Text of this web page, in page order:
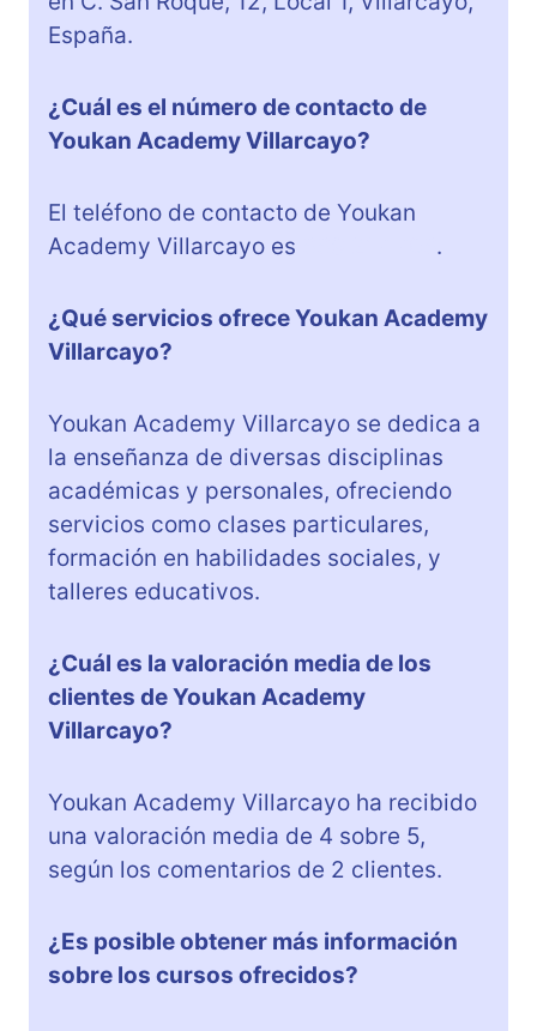
España.
¿Cuál es el número de contacto de
Youkan Academy Villarcayo?
El teléfono de contacto de Youkan
Academy Villarcayo es
.
¿Qué servicios ofrece Youkan Academy
Villarcayo?
Youkan Academy Villarcayo se dedica a
la enseñanza de diversas disciplinas
académicas y personales, ofreciendo
servicios como clases particulares,
formación en habilidades sociales, y
talleres educativos.
¿Cuál es la valoración media de los
clientes de Youkan Academy
Villarcayo?
Youkan Academy Villarcayo ha recibido
una valoración media de 4 sobre 5,
según los comentarios de 2 clientes.
¿Es posible obtener más información
sobre los cursos ofrecidos?